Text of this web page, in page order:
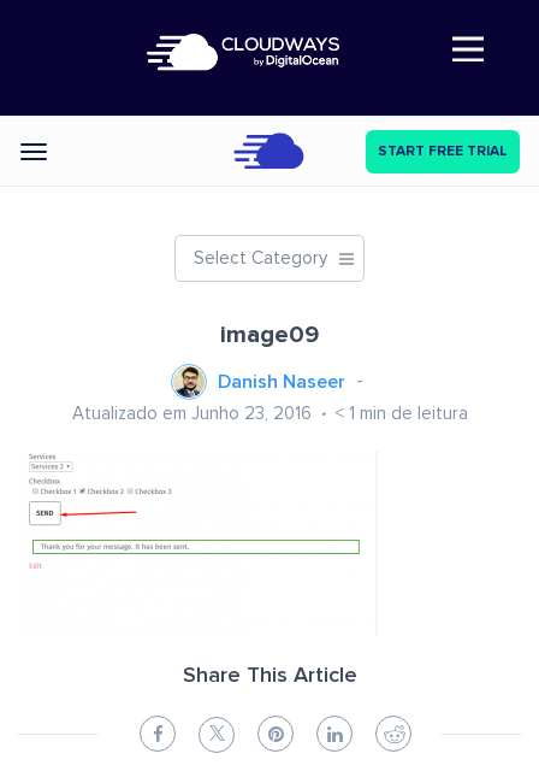
Abre a navegação
Categories START FREE TRIAL
Select Category
image09
Danish Naseer
Atualizado em Junho 23, 2016 < 1 min de leitura
Share This Article